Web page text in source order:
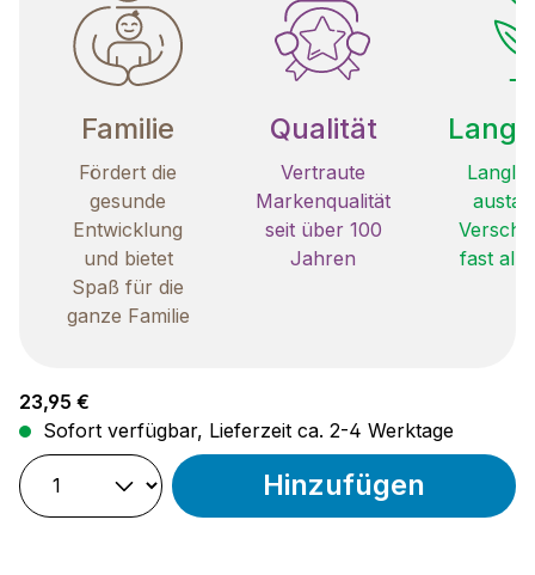
Familie
Fördert die
gesunde
Entwicklung
und bietet
Spaß für die
ganze Familie
Qualität
Vertraute
Markenqualität
seit über 100
Jahren
fast
Regulärer Preis:
23,95 €
Sofort verfügbar, Lieferzeit ca. 2-4 Werktage
Hinzufügen